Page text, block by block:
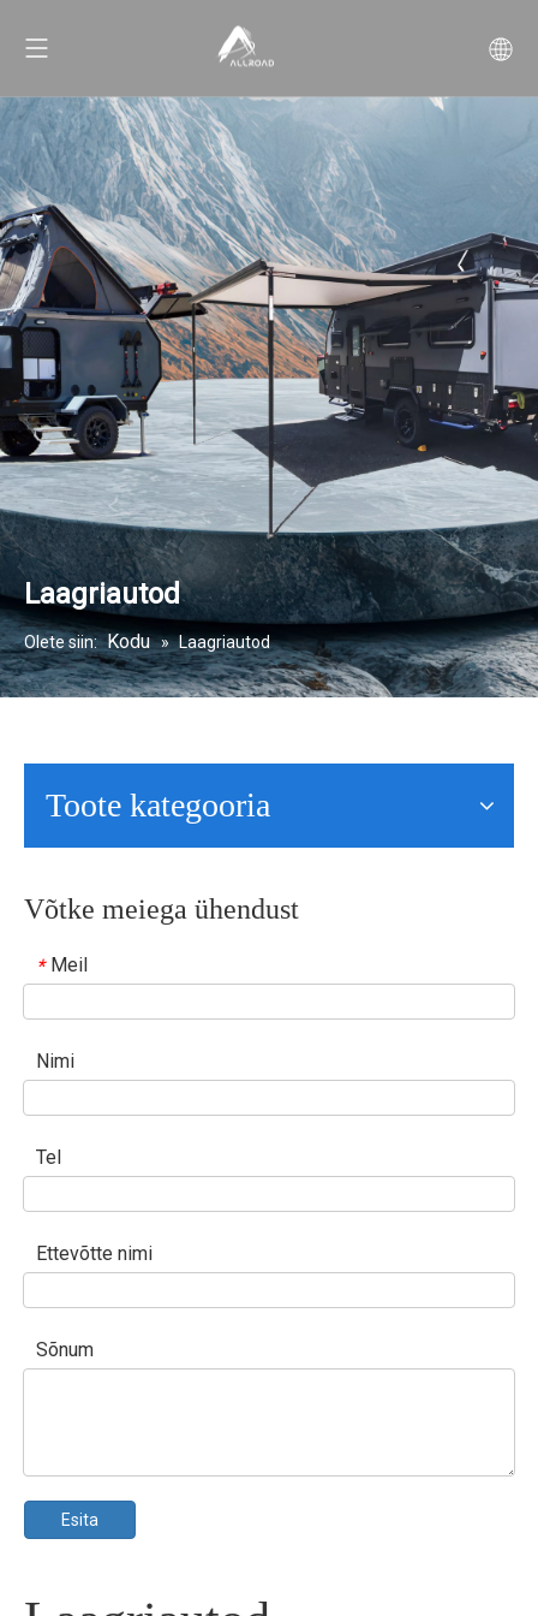
Laagriautod
Olete siin: Kodu » Laagriautod
Toote kategooria
Võtke meiega ühendust
* Meil
Nimi
Tel
Ettevõtte nimi
Sõnum
Esita